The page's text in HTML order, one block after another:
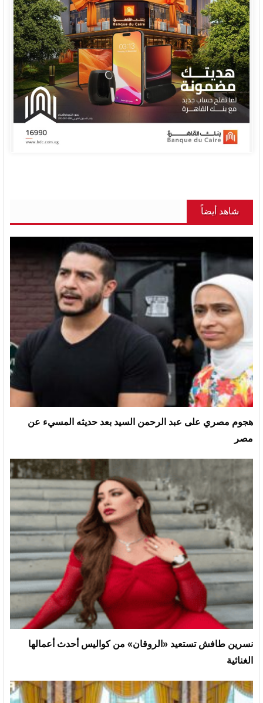
شاهد أيضاً
هجوم مصري على عبد الرحمن السيد بعد حديثه المسيء عن
مصر
نسرين طافش تستعيد «الروقان» من كواليس أحدث أعمالها
الغنائية